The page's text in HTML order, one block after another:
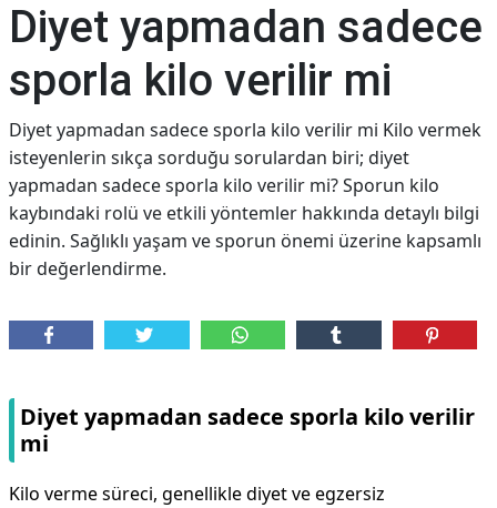
Diyet yapmadan sadece
sporla kilo verilir mi
Diyet yapmadan sadece sporla kilo verilir mi Kilo vermek
isteyenlerin sıkça sorduğu sorulardan biri; diyet
yapmadan sadece sporla kilo verilir mi? Sporun kilo
kaybındaki rolü ve etkili yöntemler hakkında detaylı bilgi
edinin. Sağlıklı yaşam ve sporun önemi üzerine kapsamlı
bir değerlendirme.
Diyet yapmadan sadece sporla kilo verilir
mi
Kilo verme süreci, genellikle diyet ve egzersiz